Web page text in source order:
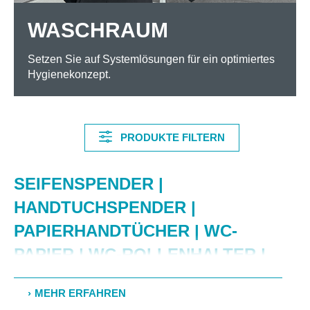
WASCHRAUM
Setzen Sie auf Systemlösungen für ein optimiertes
Hygienekonzept.
PRODUKTE FILTERN
SEIFENSPENDER |
HANDTUCHSPENDER |
PAPIERHANDTÜCHER | WC-
PAPIER | WC-ROLLENHALTER |
RECYCLINGPAPIERE |
FRISCHZELLSTOFFPAPIERE